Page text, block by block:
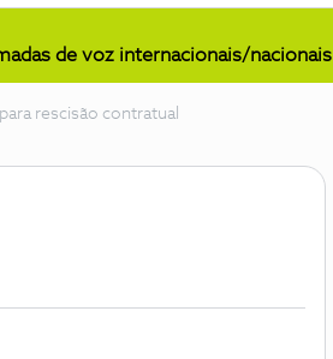
de voz internacionais/nacionais
rescisão contratual